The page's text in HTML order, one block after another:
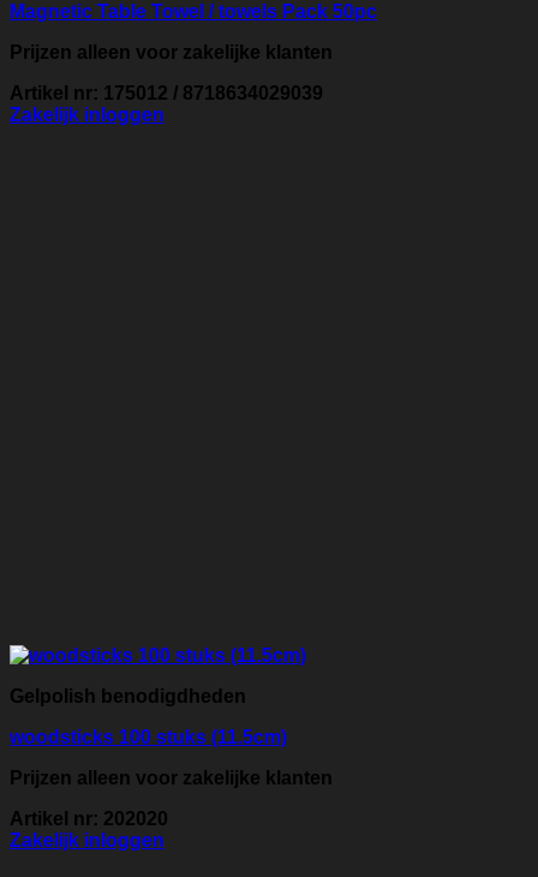
Magnetic Table Towel / towels Pack 50pc
Prijzen alleen voor zakelijke klanten
Artikel nr: 175012 / 8718634029039
Zakelijk inloggen
Gelpolish benodigdheden
woodsticks 100 stuks (11.5cm)
Prijzen alleen voor zakelijke klanten
Artikel nr: 202020
Zakelijk inloggen